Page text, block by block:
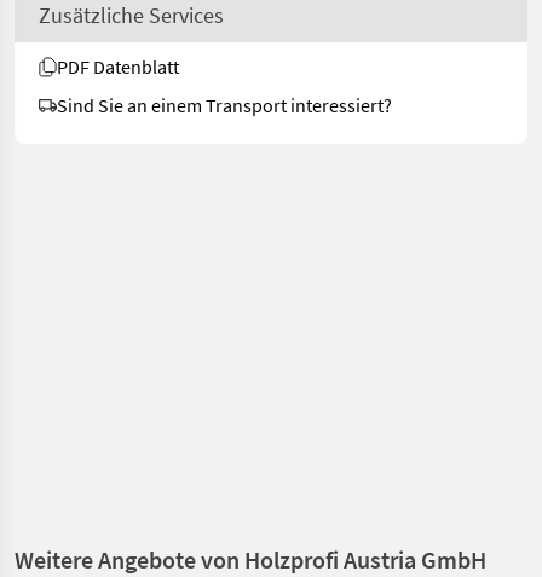
Zusätzliche Services
PDF Datenblatt
Sind Sie an einem Transport interessiert?
Weitere Angebote von Holzprofi Austria GmbH